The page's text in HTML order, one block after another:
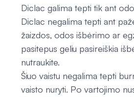
Diclac galima tepti tik ant
Diclac negalima tepti ant
žaizdos, odos išbėrimo ar
pasitepus geliu pasireiškia
nutraukite.
Šiuo vaistu negalima tepti
vaisto nuryti. Po vartojimo